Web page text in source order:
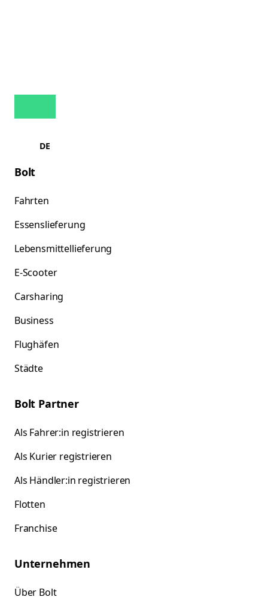
DE
Bolt
Fahrten
Essenslieferung
Lebensmittellieferung
E-Scooter
Carsharing
Business
Flughäfen
Städte
Bolt Partner
Als Fahrer:in registrieren
Als Kurier registrieren
Als Händler:in registrieren
Flotten
Franchise
Unternehmen
Über Bolt